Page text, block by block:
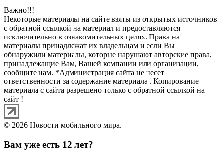
Важно!!!
Некоторые материалы на сайте взяты из открытых источников
с обратной ссылкой на материал и предоставляются
исключительно в ознакомительных целях. Права на
материалы принадлежат их владельцам и если Вы
обнаружили материалы, которые нарушают авторские права,
принадлежащие Вам, Вашей компании или организации,
сообщите нам. *Администрация сайта не несет
ответственности за содержание материала . Копирование
материала с сайта разрешено только с обратной ссылкой на
сайт !
© 2026 Новости мобильного мира.
Вам уже есть 12 лет?